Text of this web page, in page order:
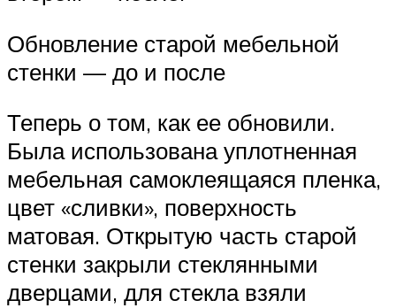
Обновление старой мебельной
стенки — до и после
Теперь о том, как ее обновили.
Была использована уплотненная
мебельная самоклеящаяся пленка,
цвет «сливки», поверхность
матовая. Открытую часть старой
стенки закрыли стеклянными
дверцами, для стекла взяли